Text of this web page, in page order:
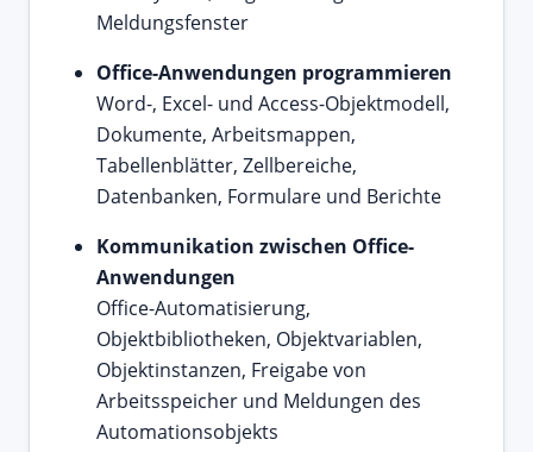
Meldungsfenster
Office-Anwendungen programmieren
Word-, Excel- und Access-Objektmodell,
Dokumente, Arbeitsmappen,
Tabellenblätter, Zellbereiche,
Datenbanken, Formulare und Berichte
Kommunikation zwischen Office-
Anwendungen
Office-Automatisierung,
Objektbibliotheken, Objektvariablen,
Objektinstanzen, Freigabe von
Arbeitsspeicher und Meldungen des
Automationsobjekts